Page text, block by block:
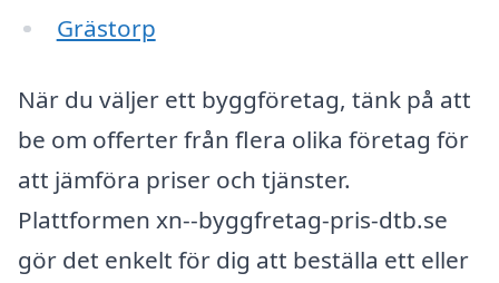
Grästorp
När du väljer ett byggföretag, tänk på att
be om offerter från flera olika företag för
att jämföra priser och tjänster.
Plattformen xn--byggfretag-pris-dtb.se
gör det enkelt för dig att beställa ett eller